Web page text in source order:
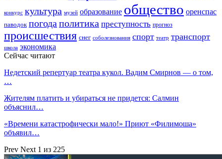
конкурс культура музей образование общество оренспас
паводок погода политика преступность прогноз
происшествия снег соболезнования спорт театр транспорт
школа экономика
Сейчас читают
Недетский репертуар театра кукол. Вадим Смирнов — о том,
…
Жителям платить и убираться не придется: Салмин
объяснил…
«Времени катастрофически мало!» Приют «Филимоша»
объявил…
Prev Next 1 из 225